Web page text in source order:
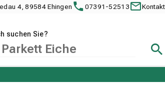
4, 89584 Ehingen 07391-52513 Kontakt
suchen Sie?